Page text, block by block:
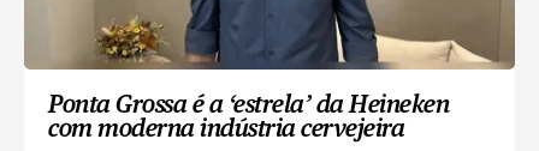
Ponta Grossa é a ‘estrela’ da Heineken
com moderna indústria cervejeira